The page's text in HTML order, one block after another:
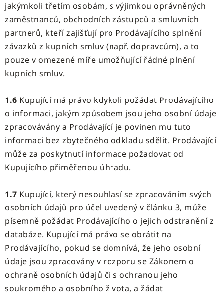
jakýmkoli třetím osobám, s výjimkou oprávněných
zaměstnanců, obchodních zástupců a smluvních
partnerů, kteří zajišťují pro Prodávajícího splnění
závazků z kupních smluv (např. dopravcům), a to
pouze v omezené míře umožňující řádné plnění
kupních smluv.
1.6 Kupující má právo kdykoli požádat Prodávajícího
o informaci, jakým způsobem jsou jeho osobní údaje
zpracovávány a Prodávající je povinen mu tuto
informaci bez zbytečného odkladu sdělit. Prodávající
může za poskytnutí informace požadovat od
Kupujícího přiměřenou úhradu.
1.7 Kupující, který nesouhlasí se zpracováním svých
osobních údajů pro účel uvedený v článku 3, může
písemně požádat Prodávajícího o jejich odstranění z
databáze. Kupující má právo se obrátit na
Prodávajícího, pokud se domnívá, že jeho osobní
údaje jsou zpracovány v rozporu se Zákonem o
ochraně osobních údajů či s ochranou jeho
soukromého a osobního života, a žádat